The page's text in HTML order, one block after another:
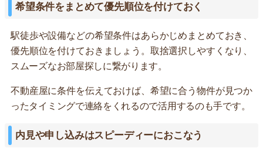
希望条件をまとめて優先順位を付けておく
駅徒歩や設備などの希望条件はあらかじめまとめておき、
優先順位を付けておきましょう。取捨選択しやすくなり、
スムーズなお部屋探しに繋がります。
不動産屋に条件を伝えておけば、希望に合う物件が見つか
ったタイミングで連絡をくれるので活用するのも手です。
内見や申し込みはスピーディーにおこなう